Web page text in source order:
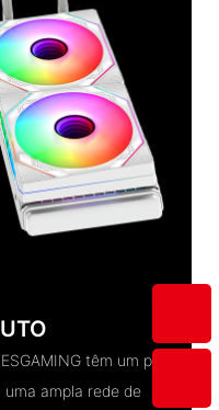
têm um preço
ampla rede de